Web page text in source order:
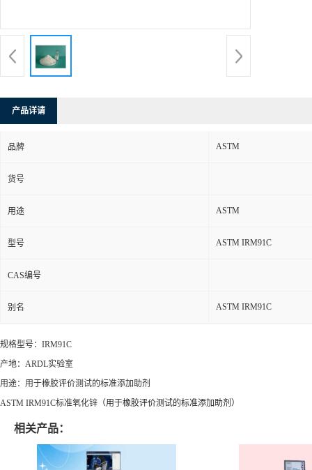
产品详请
品牌 ASTM
货号
用途 ASTM
型号 ASTM IRM91C
CAS编号
别名 ASTM IRM91C
规格型号：IRM91C
产地：ARDL实验室
用途：用于橡胶评价测试的标准添加助剂
ASTM IRM91C标准氧化锌 （用于橡胶评价测试的标准添加助剂）
相关产品：